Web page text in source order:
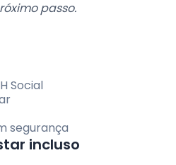
passo.
Social
segurança
incluso